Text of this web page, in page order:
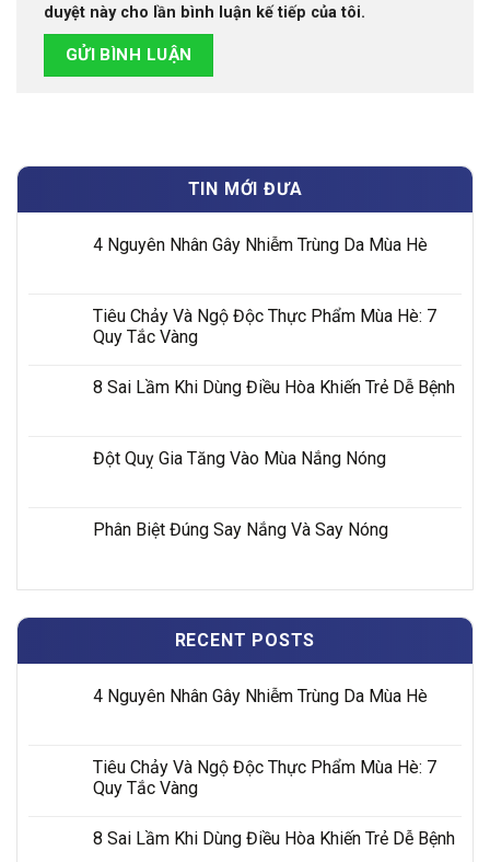
duyệt này cho lần bình luận kế tiếp của tôi.
TIN MỚI ĐƯA
4 Nguyên Nhân Gây Nhiễm Trùng Da Mùa Hè
Tiêu Chảy Và Ngộ Độc Thực Phẩm Mùa Hè: 7
Quy Tắc Vàng
8 Sai Lầm Khi Dùng Điều Hòa Khiến Trẻ Dễ Bệnh
Đột Quỵ Gia Tăng Vào Mùa Nắng Nóng
Phân Biệt Đúng Say Nắng Và Say Nóng
RECENT POSTS
4 Nguyên Nhân Gây Nhiễm Trùng Da Mùa Hè
Tiêu Chảy Và Ngộ Độc Thực Phẩm Mùa Hè: 7
Quy Tắc Vàng
8 Sai Lầm Khi Dùng Điều Hòa Khiến Trẻ Dễ Bệnh